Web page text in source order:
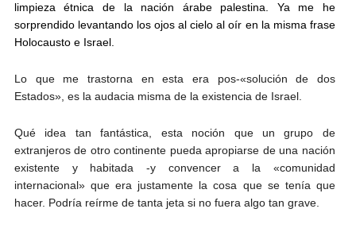
limpieza étnica de la nación árabe palestina. Ya me he
sorprendido levantando los ojos al cielo al oír en la misma frase
Holocausto e Israel.
Lo que me trastorna en esta era pos-«solución de dos
Estados», es la audacia misma de la existencia de Israel.
Qué idea tan fantástica, esta noción que un grupo de
extranjeros de otro continente pueda apropiarse de una nación
existente y habitada -y convencer a la «comunidad
internacional» que era justamente la cosa que se tenía que
hacer. Podría reírme de tanta jeta si no fuera algo tan grave.